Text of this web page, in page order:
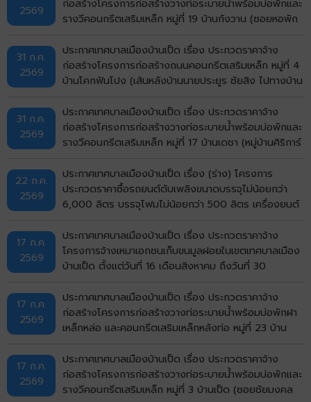
2569
ก่อสร้างโครงการก่อสร้างวางท่อระบายน้ำพร้อมบ่อพักและ
รางวีคอนกรีตเสริมเหล็ก หมู่ที่ 19 บ้านกังวาน (ซอยหอพัก
ขอนแก่น จังหวัดขอนแก่น ด้วยวิธีประกวดราคา
อิเล็กทรอนิกส์ (e-bidding)
31 ก.ค.
2569
ประกาศเทศบาลเมืองบ้านเป็ด เรื่อง ประกวดราคาจ้าง
ก่อสร้างโครงการก่อสร้างถนนคอนกรีตเสริมเหล็ก หมู่ที่ 4
บ้านโคกฟันโปง (เส้นหลังบ้านนายประยูร ชัยสิง ไปทางบ้าน
จังหวัดขอนแก่น ด้วยวิธีประกวดราคาอิเล็กทรอนิกส์ (e-
bidding)
31 ก.ค.
2569
ประกาศเทศบาลเมืองบ้านเป็ด เรื่อง ประกวดราคาจ้าง
ก่อสร้างโครงการก่อสร้างวางท่อระบายน้ำพร้อมบ่อพักและ
รางวีคอนกรีตเสริมเหล็ก หมู่ที่ 17 บ้านเดชา (หมู่บ้านศิริการ์
ด้วยวิธีประกวดราคาอิเล็กทรอนิกส์ (e-bidding)
22 ก.ค.
2569
ประกาศเทศบาลเมืองบ้านเป็ด เรื่อง (ร่าง) โครงการ
ประกวดราคาซื้อรถยนต์ดับเพลิงขนาดบรรจุไม่น้อยกว่า
6,000 ลิตร บรรจุโฟมไม่น้อยกว่า 500 ลิตร เครื่องยนต์
ตั้งระบบปั๊มแรงดันสูงและอุปกรณ์ในการดับเพลิงครบชุด
จำนวน 1 คัน ด้วยวิธีประกวดราคาอิเล็กทรอนิกส์ (e-
bidding)
17 ก.ค.
2569
ประกาศเทศบาลเมืองบ้านเป็ด เรื่อง ประกวดราคาจ้าง
โครงการจ้างเหมาเอกชนเก็บขนมูลฝอยในเขตเทศบาลเมือง
บ้านเป็ด ตั้งแต่วันที่ 16 เดือนสิงหาคม ถึงวันที่ 30
(e-bidding)
17 ก.ค.
2569
ประกาศเทศบาลเมืองบ้านเป็ด เรื่อง ประกวดราคาจ้าง
ก่อสร้างโครงการก่อสร้างวางท่อระบายน้ำพร้อมบ่อพักฝา
เหล็กหล่อ และคอนกรีตเสริมเหล็กหลังท่อ หมู่ที่ 23 บ้าน
อำเภอเมืองขอนแก่น จังหวัดขอนแก่น ด้วยวิธีประกวดราคา
อิเล็กทรอนิกส์ (e-bidding)
17 ก.ค.
2569
ประกาศเทศบาลเมืองบ้านเป็ด เรื่อง ประกวดราคาจ้าง
ก่อสร้างโครงการก่อสร้างวางท่อระบายน้ำพร้อมบ่อพักและ
รางวีคอนกรีตเสริมเหล็ก หมู่ที่ 3 บ้านเป็ด (ซอยชัยมงคล